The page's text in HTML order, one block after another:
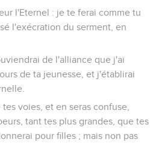
l'Eternel : je te ferai comme tu
l'exécration du serment, en
de l'alliance que j'ai
de ta jeunesse, et j'établirai
voies, et en seras confuse,
tant tes plus grandes, que tes
pour filles ; mais non pas